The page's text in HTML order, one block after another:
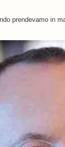
prendevamo in